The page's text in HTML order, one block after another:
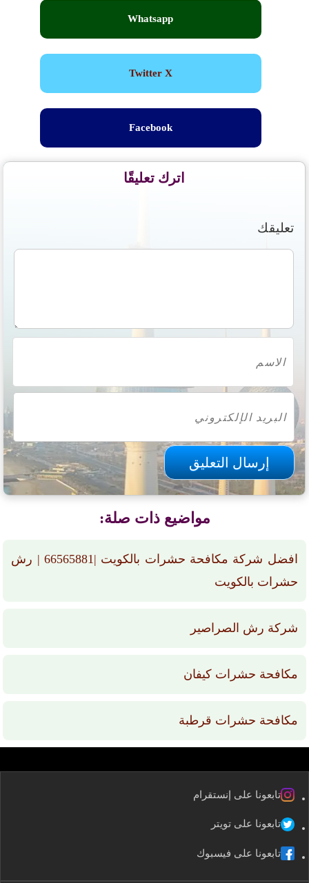
Whatsapp
Twitter X
Facebook
اترك تعليقًا
تعليقك
مواضيع ذات صلة:
افضل شركة مكافحة حشرات بالكويت |66565881 | رش
حشرات بالكويت
شركة رش الصراصير
مكافحة حشرات كيفان
مكافحة حشرات قرطبة
تابعونا على إنستقرام
تابعونا على تويتر
تابعونا على فيسبوك